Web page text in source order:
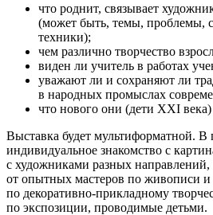
что роднит, связывает
(может быть, темы, проблемы,
техники);
чем различно творчество
виден ли учитель в работах
уважают ли и сохраняют ли
в народных промыслах
что нового они (дети XXI
Выставка будет мультиформатной. В
индивидуальное знакомство с
с художниками разных направлений,
от опытных мастеров по живописи и
по декоративно-прикладному
по экспозиции, проводимые детьми.